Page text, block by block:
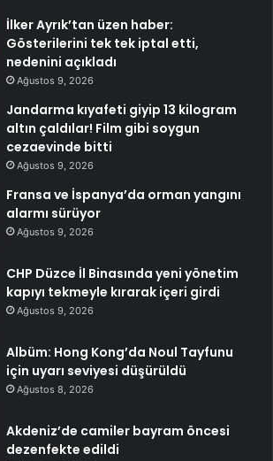
İlker Ayrık’tan üzen haber:
Gösterilerini tek tek iptal etti,
nedenini açıkladı
Ağustos 9, 2026
Jandarma kıyafeti giyip 13 kilogram
altın çaldılar! Film gibi soygun
cezaevinde bitti
Ağustos 9, 2026
Fransa ve İspanya’da orman yangını
alarmı sürüyor
Ağustos 9, 2026
CHP Düzce İl Binasında yeni yönetim
kapıyı tekmeyle kırarak içeri girdi
Ağustos 9, 2026
Albüm: Hong Kong’da Noul Tayfunu
için uyarı seviyesi düşürüldü
Ağustos 8, 2026
Akdeniz’de camiler bayram öncesi
dezenfekte edildi